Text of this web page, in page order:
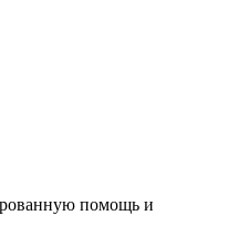
помощь и